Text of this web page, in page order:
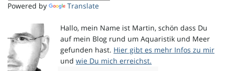
Powered by Translate
Hallo, mein Name ist Martin, schön dass Du
auf mein Blog rund um Aquaristik und Meer
gefunden hast. Hier gibt es mehr Infos zu mir
und wie Du mich erreichst.